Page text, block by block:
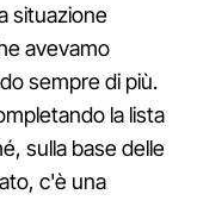
situazione
avevamo
sempre di più.
la lista
sulla base delle
c'è una